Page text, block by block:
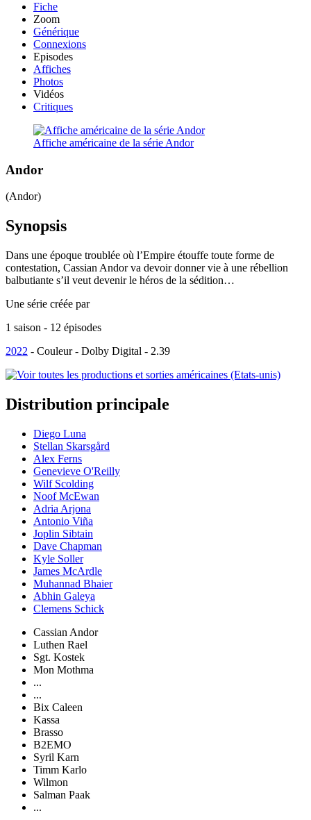
Fiche
Zoom
Générique
Connexions
Episodes
Affiches
Photos
Vidéos
Critiques
Affiche américaine de la série Andor
Andor
(Andor)
Synopsis
Dans une époque troublée où l’Empire étouffe toute forme de
contestation, Cassian Andor va devoir donner vie à une rébellion
balbutiante s’il veut devenir le héros de la sédition…
Une série créée par
1 saison - 12 épisodes
2022 - Couleur - Dolby Digital - 2.39
Distribution principale
Diego Luna
Stellan Skarsgård
Alex Ferns
Genevieve O'Reilly
Wilf Scolding
Noof McEwan
Adria Arjona
Antonio Viña
Joplin Sibtain
Dave Chapman
Kyle Soller
James McArdle
Muhannad Bhaier
Abhin Galeya
Clemens Schick
Cassian Andor
Luthen Rael
Sgt. Kostek
Mon Mothma
...
...
Bix Caleen
Kassa
Brasso
B2EMO
Syril Karn
Timm Karlo
Wilmon
Salman Paak
...